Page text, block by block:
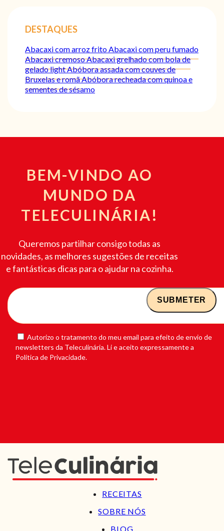
DESTAQUES
Abacaxi com arroz frito Abacaxi com peru fumado
Abacaxi cremosoAbacaxi grelhado com bola de
gelado lightAbóbora assada com couves de
Bruxelas e romãAbóbora recheada com quinoa e
sementes de sésamo
BEM-VINDO AO
MUNDO DA
TELECULINÁRIA!
Queremos partilhar consigo todas as
novidades, as melhores sugestões de receitas
e fantásticas dicas para o ajudar na cozinha.
Autorizo o tratamento do meu email para efeito de envio de
newsletters da Teleculinária. Li e aceito expressamente a
Política de Privacidade.
RECEITAS
SOBRE NÓS
BLOG